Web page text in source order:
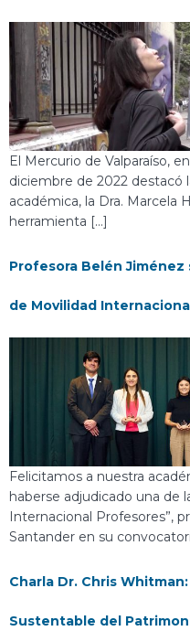
El Mercurio de Valparaíso,
diciembre de 2022 destacó
académica, la Dra. Marcela
herramienta […]
Profesora Belén
de Movilidad
Felicitamos a nuestra
haberse adjudicado una de
Internacional Profesores”,
Santander en su
Charla Dr. Chris
Sustentable del